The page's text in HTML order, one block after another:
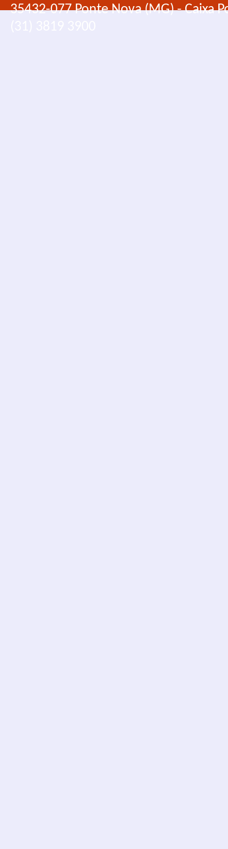
35432-077 Ponte Nova (MG) - Caixa